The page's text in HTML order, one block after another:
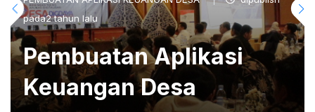
pada2 tahun lalu
Pembuatan Aplikasi
Keuangan Desa